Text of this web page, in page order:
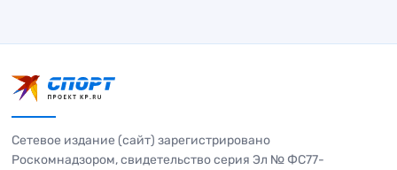
Сетевое издание (сайт) зарегистрировано
Роскомнадзором, свидетельство серия Эл № ФС77-